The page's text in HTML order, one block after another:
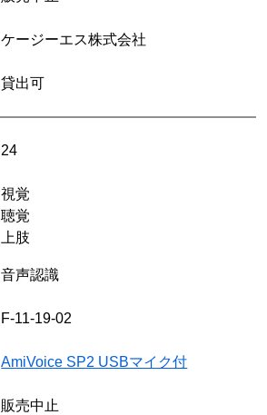
ケージーエス株式会社
貸出可
24
視覚
聴覚
上肢
音声認識
F-11-19-02
AmiVoice SP2 USBマイク付
販売中止